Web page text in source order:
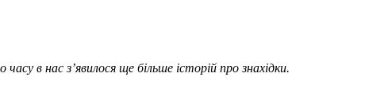
в нас з’явилося ще більше історій про знахідки.